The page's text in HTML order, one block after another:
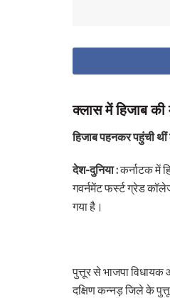
क्लास में हिजाब
हिजाब पहनकर पहुंची
देश-दुनिया :कर्नाटक में
गवर्नमेंट फर्स्ट ग्रेड
गया है।
पुत्तूर से भाजपा
दक्षिण कन्नड़ जिले के